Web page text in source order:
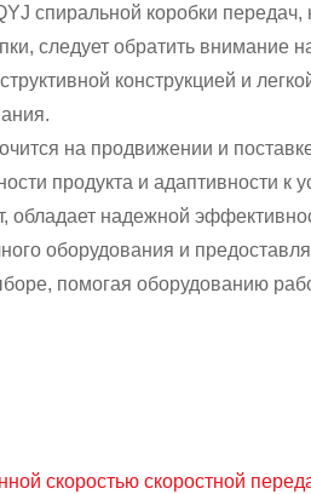
спиральной коробки
следует обратить внимание
конструкцией и
на продвижении и
продукта и адаптивности
обладает надежной
оборудования и
помогая оборудованию
скоростью скоростной